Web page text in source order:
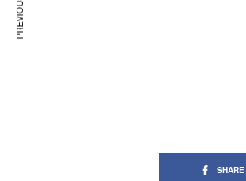
SHARE